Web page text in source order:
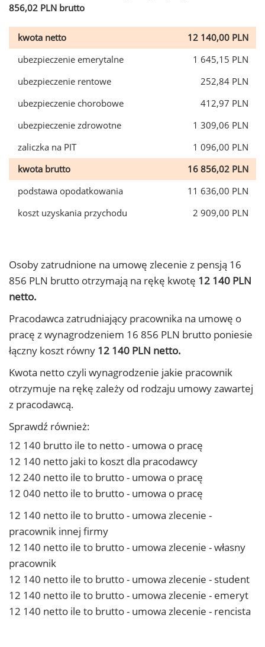
856,02 PLN brutto
kwota netto
12 140,00 PLN
ubezpieczenie emerytalne
1 645,15 PLN
ubezpieczenie rentowe
252,84 PLN
ubezpieczenie chorobowe
412,97 PLN
ubezpieczenie zdrowotne
1 309,06 PLN
zaliczka na PIT
1 096,00 PLN
kwota brutto
16 856,02 PLN
podstawa opodatkowania
11 636,00 PLN
koszt uzyskania przychodu
2 909,00 PLN
Osoby zatrudnione na umowę zlecenie z pensją 16
856 PLN brutto otrzymają na rękę kwotę 12 140 PLN
netto.
Pracodawca zatrudniający pracownika na umowę o
pracę z wynagrodzeniem 16 856 PLN brutto poniesie
łączny koszt równy 12 140 PLN netto.
Kwota netto czyli wynagrodzenie jakie pracownik
otrzymuje na rękę zależy od rodzaju umowy zawartej
z pracodawcą.
Sprawdź również:
12 140 brutto ile to netto - umowa o pracę
12 140 netto jaki to koszt dla pracodawcy
12 240 netto ile to brutto - umowa o pracę
12 040 netto ile to brutto - umowa o pracę
12 140 netto ile to brutto - umowa zlecenie -
pracownik innej firmy
12 140 netto ile to brutto - umowa zlecenie - własny
pracownik
12 140 netto ile to brutto - umowa zlecenie - student
12 140 netto ile to brutto - umowa zlecenie - emeryt
12 140 netto ile to brutto - umowa zlecenie - rencista